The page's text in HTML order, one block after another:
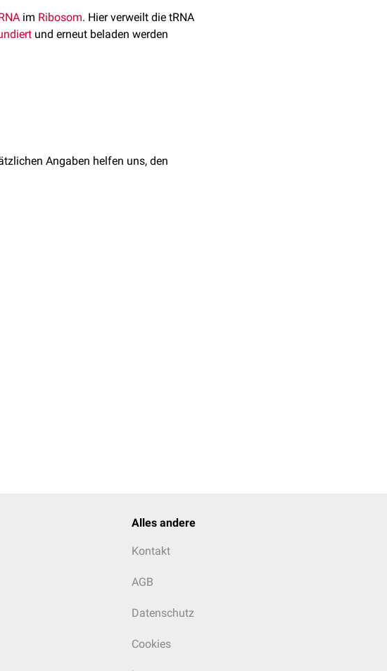
im Ribosom. Hier verweilt die tRNA
und erneut beladen werden
Angaben helfen uns, den
Alles andere
Kontakt
AGB
Datenschutz
Cookies